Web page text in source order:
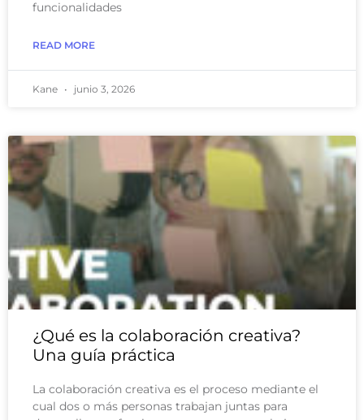
funcionalidades
READ MORE
Kane junio 3, 2026
¿Qué es la colaboración creativa?
Una guía práctica
La colaboración creativa es el proceso mediante el
cual dos o más personas trabajan juntas para